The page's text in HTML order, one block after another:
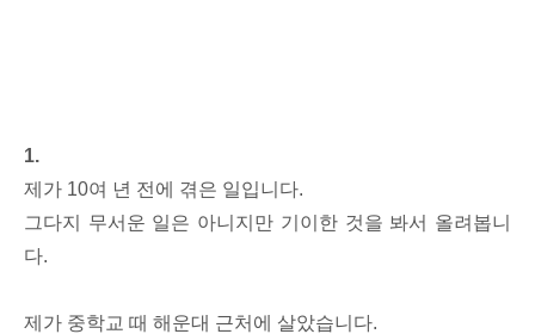
1.
제가 10여 년 전에 겪은 일입니다.
그다지 무서운 일은 아니지만 기이한 것을 봐서 올려봅니
다.
제가 중학교 때 해운대 근처에 살았습니다.